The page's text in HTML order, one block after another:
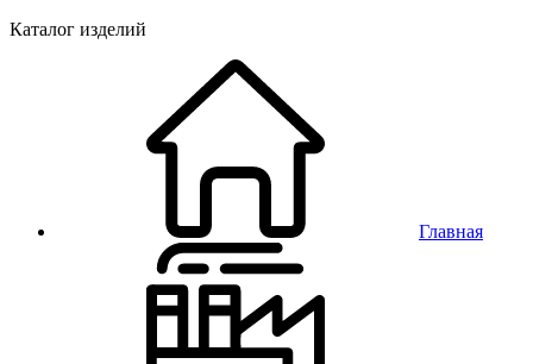
Каталог изделий
Главная